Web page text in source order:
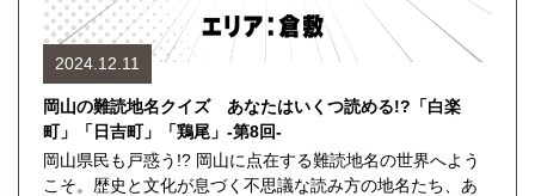
2024.12.11
岡山の難読地名クイズ あなたはいくつ読める!?「白楽
町」「日吉町」「鶏尾」-第8回-
岡山県民も戸惑う!? 岡山に点在する難読地名の世界へよう
こそ。歴史と文化が息づく不思議な読み方の地名たち、あ